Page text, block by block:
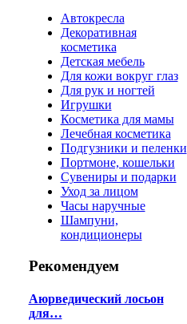
Автокресла
Декоративная
косметика
Детская мебель
Для кожи вокруг глаз
Для рук и ногтей
Игрушки
Косметика для мамы
Лечебная косметика
Подгузники и пеленки
Портмоне, кошельки
Сувениры и подарки
Уход за лицом
Часы наручные
Шампуни,
кондиционеры
Рекомендуем
Аюрведический лосьон
для…